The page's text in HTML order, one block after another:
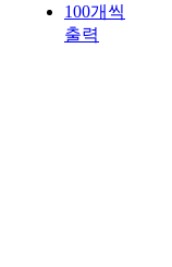
100개씩
출력